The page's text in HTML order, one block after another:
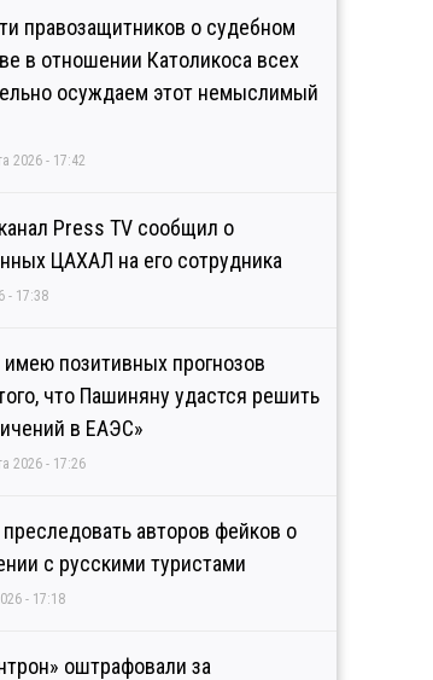
правозащитников о судебном
в отношении Католикоса всех
осуждаем этот немыслимый
2026 - 17:42
Press TV сообщил о
ЦАХАЛ на его сотрудника
- 17:38
позитивных прогнозов
что Пашиняну удастся решить
в ЕАЭС»
2026 - 17:26
преследовать авторов фейков о
с русскими туристами
- 17:18
оштрафовали за